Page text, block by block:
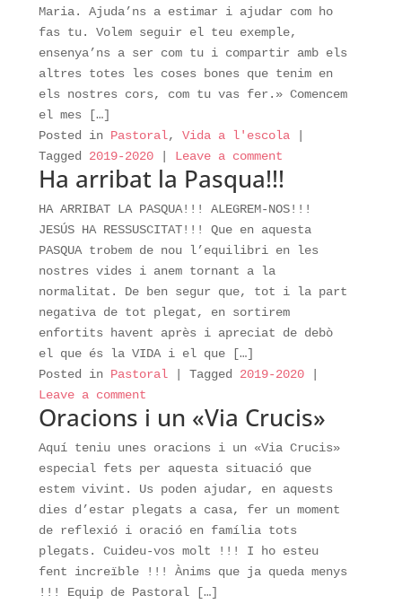
Maria. Ajuda’ns a estimar i ajudar com ho
fas tu. Volem seguir el teu exemple,
ensenya’ns a ser com tu i compartir amb els
altres totes les coses bones que tenim en
els nostres cors, com tu vas fer.» Comencem
el mes […]
Posted in Pastoral, Vida a l'escola
Tagged
2019-2020 Leave a comment
Ha arribat la Pasqua!!!
HA ARRIBAT LA PASQUA!!! ALEGREM-NOS!!!
JESÚS HA RESSUSCITAT!!! Que en aquesta
PASQUA trobem de nou l’equilibri en les
nostres vides i anem tornant a la
normalitat. De ben segur que, tot i la part
negativa de tot plegat, en sortirem
enfortits havent après i apreciat de debò
el que és la VIDA i el que […]
Posted in Pastoral Tagged 2019-2020
Leave a comment
Oracions i un «Via Crucis»
Aquí teniu unes oracions i un «Via Crucis»
especial fets per aquesta situació que
estem vivint. Us poden ajudar, en aquests
dies d’estar plegats a casa, fer un moment
de reflexió i oració en família tots
plegats. Cuideu-vos molt !!! I ho esteu
fent increïble !!! Ànims que ja queda menys
!!! Equip de Pastoral […]